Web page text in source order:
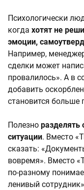
Психологически
когда хотят не
эмоции,
Например,
сделки может
провалилось». А в
добавить
становится больше
Полезно разделять
ситуации. Вместо
сказать:
вовремя». Вместо
по-разному
ленивый